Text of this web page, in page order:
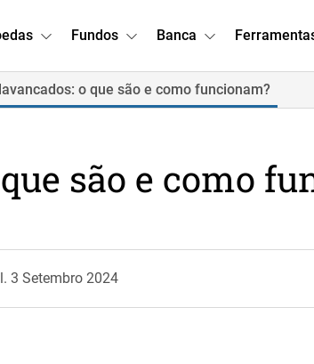
Fundos Banca
o que são e como funcionam?
são e como
3 Setembro 2024